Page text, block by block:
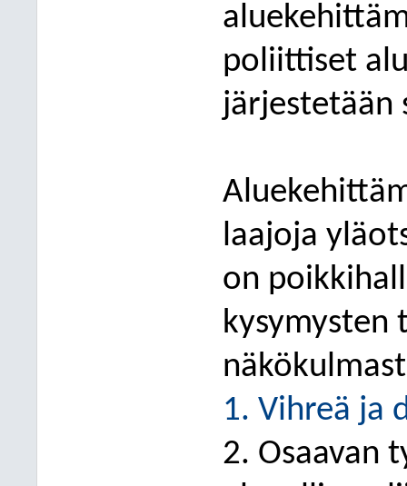
poliittiset
järjestetään
laajoja
on
kysymysten
1. Vihreä ja
2. Osaavan